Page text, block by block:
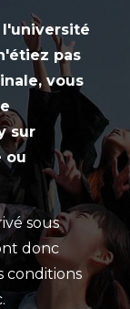
l'université
pas
vous
sur
ou
sous
donc
conditions